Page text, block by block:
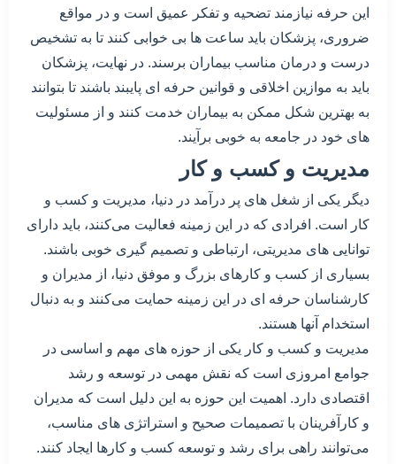
این حرفه نیازمند تضحیه و تفکر عمیق است و در مواقع
ضروری، پزشکان باید ساعت ها بی خوابی کنند تا به تشخیص
درست و درمان مناسب بیماران برسند. در نهایت، پزشکان
باید به موازین اخلاقی و قوانین حرفه ای پایبند باشند تا بتوانند
به بهترین شکل ممکن به بیماران خدمت کنند و از مسئولیت
های خود در جامعه به خوبی برآیند.
مدیریت و کسب و کار
دیگر یکی از شغل های پر درآمد در دنیا، مدیریت و کسب و
کار است. افرادی که در این زمینه فعالیت می‌کنند، باید دارای
توانایی های مدیریتی، ارتباطی و تصمیم گیری خوبی باشند.
بسیاری از کسب و کارهای بزرگ و موفق دنیا، از مدیران و
کارشناسان حرفه ای در این زمینه حمایت می‌کنند و به دنبال
استخدام آنها هستند.
مدیریت و کسب و کار یکی از حوزه های مهم و اساسی در
جوامع امروزی است که نقش مهمی در توسعه و رشد
اقتصادی دارد. اهمیت این حوزه به این دلیل است که مدیران
و کارآفرینان با تصمیمات صحیح و استراتژی های مناسب،
می‌توانند راهی برای رشد و توسعه کسب و کارها ایجاد کنند.